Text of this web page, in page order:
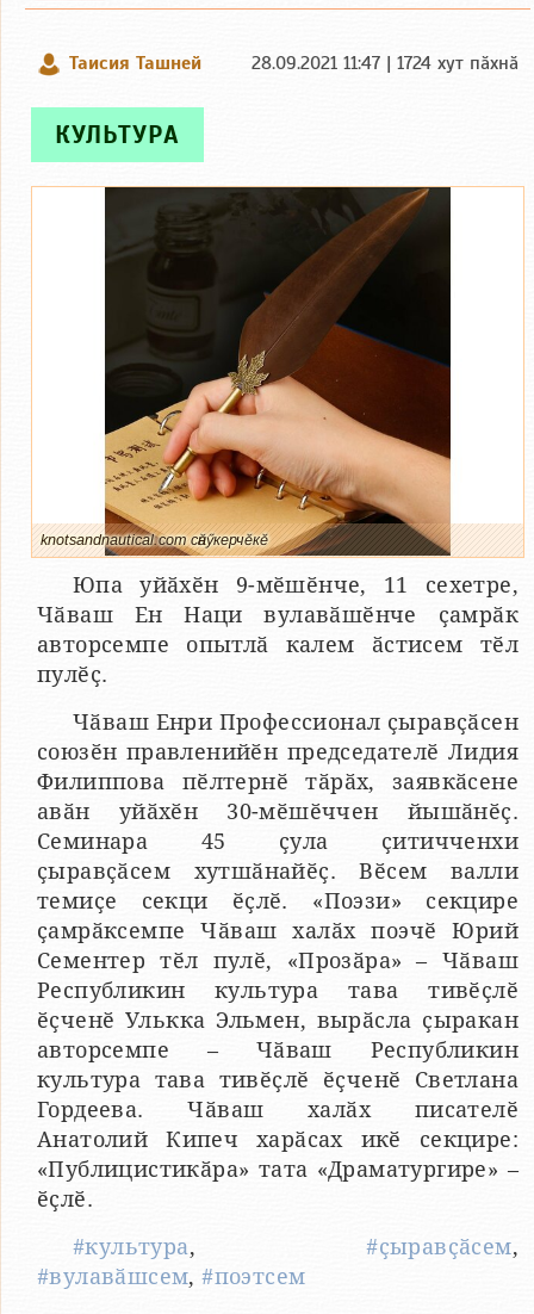
Таисия Ташней 28.09.2021 11:47 | 1724 хут пӑхнӑ
КУЛЬТУРА
knotsandnautical.com сӑнӳкерчӗкӗ
Юпа уйӑхӗн 9-мӗшӗнче, 11 сехетре,
Чӑваш Ен Наци вулавӑшӗнче ҫамрӑк
авторсемпе опытлӑ калем ӑстисем тӗл
пулӗҫ.
Чӑваш Енри Профессионал ҫыравҫӑсен
союзӗн правленийӗн председателӗ Лидия
Филиппова пӗлтернӗ тӑрӑх, заявкӑсене
авӑн уйӑхӗн 30-мӗшӗччен йышӑнӗҫ.
Семинара 45 ҫула ҫитичченхи
ҫыравҫӑсем хутшӑнайӗҫ. Вӗсем валли
темиҫе секци ӗҫлӗ. «Поэзи» секцире
ҫамрӑксемпе Чӑваш халӑх поэчӗ Юрий
Сементер тӗл пулӗ, «Прозӑра» – Чӑваш
Республикин культура тава тивӗҫлӗ
ӗҫченӗ Улькка Эльмен, вырӑсла ҫыракан
авторсемпе – Чӑваш Республикин
культура тава тивӗҫлӗ ӗҫченӗ Светлана
Гордеева. Чӑваш халӑх писателӗ
Анатолий Кипеч харӑсах икӗ секцире:
«Публицистикӑра» тата «Драматургире» –
ӗҫлӗ.
#культура,#ҫыравҫӑсем,
#вулавӑшсем,#поэтсем